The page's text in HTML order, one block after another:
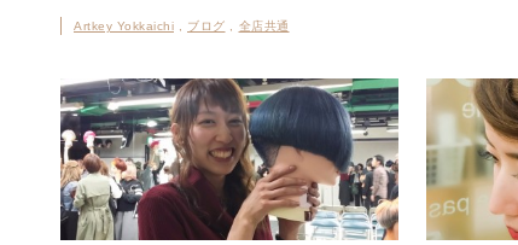
Artkey Yokkaichi ブログ 全店共通